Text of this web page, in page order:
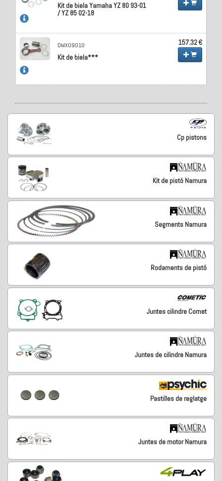
Kit de biela Yamaha YZ 80 93-01
/ YZ 85 02-18
DMX09010
Kit de biela***
157.32 €
Cp pistons
Kit de pistó Namura
Segments Namura
Rodaments de pistó
Juntes cilindre Comet
Juntes de cilindre Namura
Pastilles de reglatge
Juntes de motor Namura